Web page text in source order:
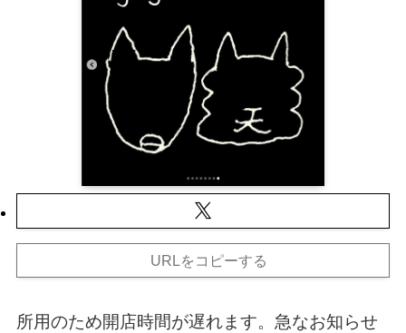
URLをコピーする
所用のため開店時間が遅れます。急なお知らせ